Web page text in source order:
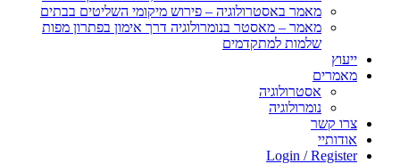
מאמר באסטרולוגיה – פירוש מיקומי השליטים בבתים
מאמר – מאסטר בנומרולוגיה דרך אימון בפתרון מפות
שלמות למתקדמים
ייעוץ
מאמרים
אסטרולוגיה
נומרולוגיה
צרו קשר
אודותיי
Login / Register